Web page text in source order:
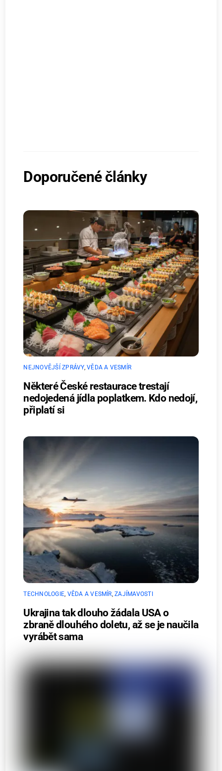
Doporučené články
NEJNOVĚJŠÍ ZPRÁVY,VĚDA A VESMÍR
Některé České restaurace trestají
nedojedená jídla poplatkem. Kdo nedojí,
připlatí si
TECHNOLOGIE, VĚDA A VESMÍR,ZAJÍMAVOSTI
Ukrajina tak dlouho žádala USA o
zbraně dlouhého doletu, až se je naučila
vyrábět sama